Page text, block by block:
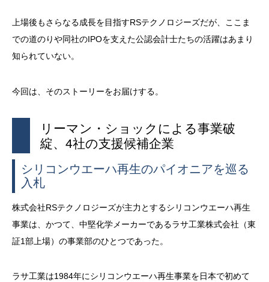
上場後もさらなる成長を目指すRSテクノロジーズだが、ここま
での道のりや同社のIPOを支えた公認会計士たちの活躍はあまり
知られていない。
今回は、そのストーリーをお届けする。
リーマン・ショックによる事業破
綻、4社の支援候補企業
シリコンウエーハ再生のパイオニアを巡る
入札
株式会社RSテクノロジーズが主力とするシリコンウエーハ再生
事業は、かつて、中堅化学メーカーであるラサ工業株式会社（東
証1部上場）の事業部のひとつであった。
ラサ工業は1984年にシリコンウエーハ再生事業を日本で初めて